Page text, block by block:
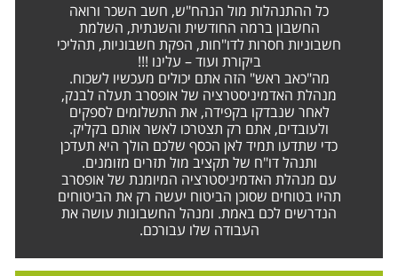
כל ההתנהלות מול הנהח"ש, חשב השכר ורואה
החשבון ברמה החודשית והשנתית, השלמת
חשבוניות חסרות לדו"חות, הפקת חשבוניות, תהליכי
ביקורת ועוד – עלינו !!!
מה"כאב ראש" הזה אתם יכולים מעכשיו לשכוח.
מנהלת האדמיניסטרציה של אופסרב תעלה לבנק,
לאחר שנבדקו בקפידה, את התשלומים לספקים
ולעובדים, אתם רק תצטרכו לאשר אותם בקליק.
כדי שתדעו תמיד לאן הכסף שלכם הולך היא תעדכן
ותנהל דו"ח של תקציב מול תזרים מזומנים.
עם מנהלת האדמיניסטרציה המיומנת של אופסרב
תהיו בטוחים שסוכן הביטוח יעשה רק את הביטוחים
הנדרשים לכם באמת. ומנהל החשבונות עושה את
העבודה שלו עבורכם.